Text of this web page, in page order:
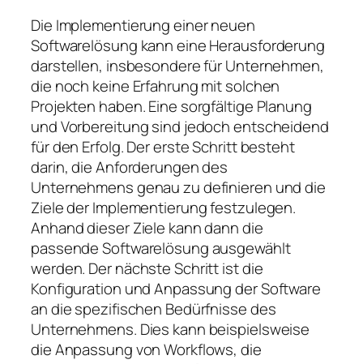
Die Implementierung einer neuen
Softwarelösung kann eine Herausforderung
darstellen, insbesondere für Unternehmen,
die noch keine Erfahrung mit solchen
Projekten haben. Eine sorgfältige Planung
und Vorbereitung sind jedoch entscheidend
für den Erfolg. Der erste Schritt besteht
darin, die Anforderungen des
Unternehmens genau zu definieren und die
Ziele der Implementierung festzulegen.
Anhand dieser Ziele kann dann die
passende Softwarelösung ausgewählt
werden. Der nächste Schritt ist die
Konfiguration und Anpassung der Software
an die spezifischen Bedürfnisse des
Unternehmens. Dies kann beispielsweise
die Anpassung von Workflows, die